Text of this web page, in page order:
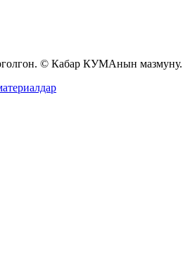
© Кабар КУМАнын мазмуну.